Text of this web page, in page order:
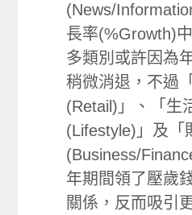
(News/
長率(%Growth)
多類別或許因為
稍微消退，不過
(Retail)」、「生
(Lifestyle)」及「
(Business/
年期間領了壓歲
關係，反而吸引